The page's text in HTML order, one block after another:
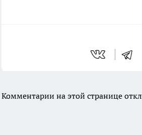
Комментарии на этой странице